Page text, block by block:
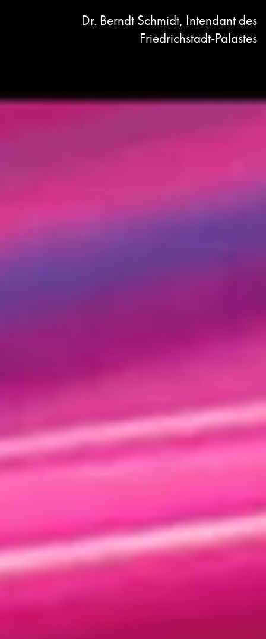
Dr. Berndt Schmidt, Intendant des
Friedrichstadt-Palastes